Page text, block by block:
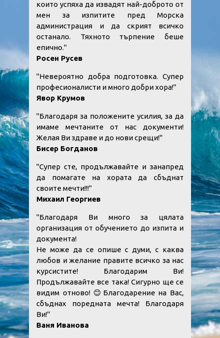
които успяха да извадят най-доброто от
мен за изпитите пред Морска
администрация и да скрият всичко
останало. Тяхното търпение беше
епично."
Росен Русев
"Невероятно добра подготовка. Супер
професионалисти и много добри хора!"
Явор Крумов
"Благодаря за положените усилия, за да
имаме мечтаните от нас документи!
Желая Ви здраве и до нови срещи!"
Бисер Богданов
"Супер сте, продължавайте и занапред
да помагате на хората да сбъднат
своите мечти!!!"
Михаил Георгиев
"Благодаря Ви много за цялата
организация от обучението до изпита и
документа!
Не може да се опише с думи, с каква
любов и желание правите всичко за нас
курсистите! Благодарим Ви!
Продължавайте все така! Сигурно ще се
видим отново! 😊Благодарение на Вас,
сбъднах поредната мечта! Благодаря
Ви!"
Ваня Иванова